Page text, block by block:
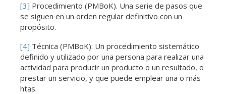
[3] Procedimiento (PMBoK). Una serie de pasos que
se siguen en un orden regular definitivo con un
propósito.
[4] Técnica (PMBoK): Un procedimiento sistemático
definido y utilizado por una persona para realizar una
actividad para producir un producto o un resultado, o
prestar un servicio, y que puede emplear una o más
htas.